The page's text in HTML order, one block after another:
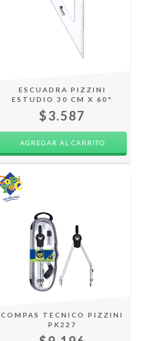
ESCUADRA PIZZINI
ESTUDIO 30 CM X 60°
$3.587
COMPAS TECNICO PIZZINI
PK227